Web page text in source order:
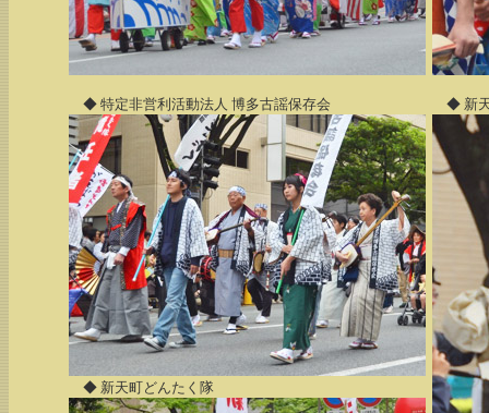
◆ 特定非営利活動法人 博多古謡保存会 ◆ 新天
◆ 新天町どんたく隊